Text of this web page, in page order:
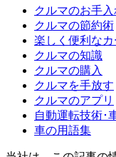
クルマのお手
クルマの節約術
楽しく便利なカ
クルマの知識
クルマの購入
クルマを手放す
クルマのアプリ
自動運転技術･
車の用語集